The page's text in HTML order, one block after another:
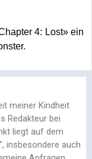
4: Lost» ein
meiner Kindheit
Redakteur bei
liegt auf dem
insbesondere auch